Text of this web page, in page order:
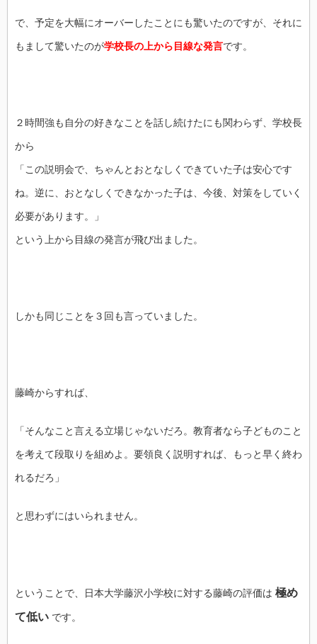
で、予定を大幅にオーバーしたことにも驚いたのですが、それに
もまして驚いたのが学校長の上から目線な発言です。
２時間強も自分の好きなことを話し続けたにも関わらず、学校長
から
「この説明会で、ちゃんとおとなしくできていた子は安心です
ね。逆に、おとなしくできなかった子は、今後、対策をしていく
必要があります。」
という上から目線の発言が飛び出ました。
しかも同じことを３回も言っていました。
藤崎からすれば、
「そんなこと言える立場じゃないだろ。教育者なら子どものこと
を考えて段取りを組めよ。要領良く説明すれば、もっと早く終わ
れるだろ」
と思わずにはいられません。
ということで、日本大学藤沢小学校に対する藤崎の評価は 極め
て低い です。